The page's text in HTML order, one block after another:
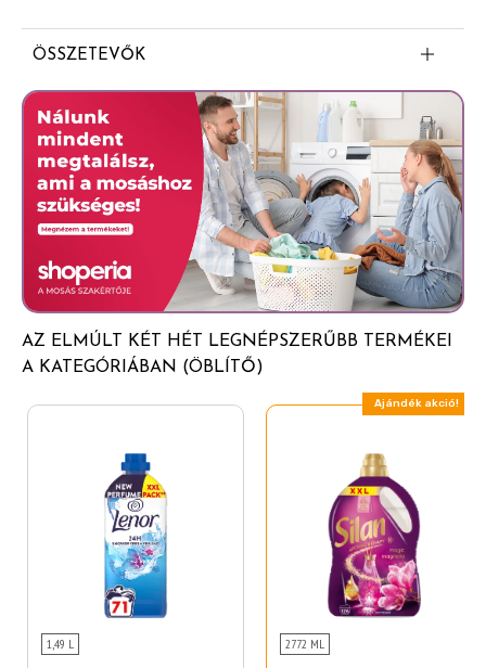
ÖSSZETEVŐK
5-15%: kationos felületaktív anyagok
<5%: illatanyag, Amyl Salicylate, Citronellol, Citrus
Aurantium Peel Oil, Eugenol, Hexy Cinnamal,
Limonene, Pogostemon Cablin Oil, Tetramethyl
Acetyloctahydronaphthalenes, Lactic Acid, Sodium
Benzoate
AZ ELMÚLT KÉT HÉT LEGNÉPSZERŰBB TERMÉKEI
A KATEGÓRIÁBAN (ÖBLÍTŐ)
1,49 L
Ajándék akció!
2772 ML